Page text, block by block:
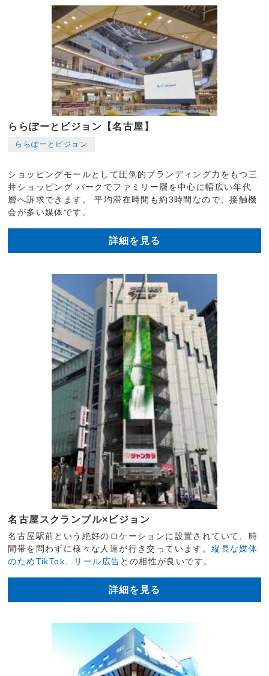
ららぽーとビジョン【名古屋】
ららぽーとビジョン
ショッピングモールとして圧倒的ブランディング力をもつ三
井ショッピング パークでファミリー層を中心に幅広い年代
層へ訴求できます。 平均滞在時間も約3時間なので、接触機
会が多い媒体です。
詳細を見る
名古屋スクランブル×ビジョン
名古屋駅前という絶好のロケーションに設置されていて、時
間帯を問わずに様々な人達が行き交っています。縦長な媒体
のためTikTok、リール広告との相性が良いです。
詳細を見る